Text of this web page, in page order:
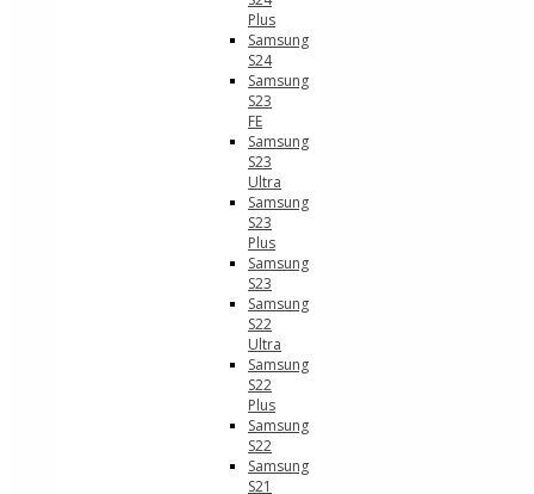
Plus
Samsung
S24
Samsung
S23
FE
Samsung
S23
Ultra
Samsung
S23
Plus
Samsung
S23
Samsung
S22
Ultra
Samsung
S22
Plus
Samsung
S22
Samsung
S21